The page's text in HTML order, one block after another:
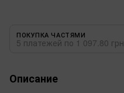
ПОКУПКА ЧАСТЯМИ
5 платежей по 1 097.80 грн
Описание